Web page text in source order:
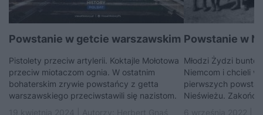
Powstanie w getcie warszawskim
Pistolety przeciw artylerii. Koktajle Mołotowa
przeciw miotaczom ognia. W ostatnim
bohaterskim zrywie powstańcy z getta
warszawskiego przeciwstawili się nazistom.
Powstanie w
Młodzi Żydzi
Niemcom i chcieli
pierwszych
Nieświeżu.